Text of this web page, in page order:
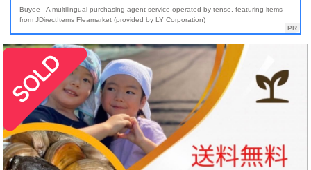
Buyee - A multilingual purchasing agent service operated by tenso, featuring items
from JDirectItems Fleamarket (provided by LY Corporation)